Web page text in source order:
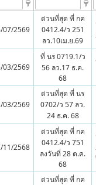
07/2569
ด่วนที่สุด ที่ กค
0412.4/ว 251
ลว.10เม.ย.69
03/2569
ที่ นร 0719.1/ว
56 ลว.17 ธ.ค.
68
03/2569
ด่วนที่สุด ที่ นร
0702/ว 57 ลว.
24 ธ.ค. 68
11/2568
ด่วนที่สุด ที่ กค
0412.4/ว 751
ลงวันที่ 28 ต.ค.
68
ด่วนที่สุด ที่ กค